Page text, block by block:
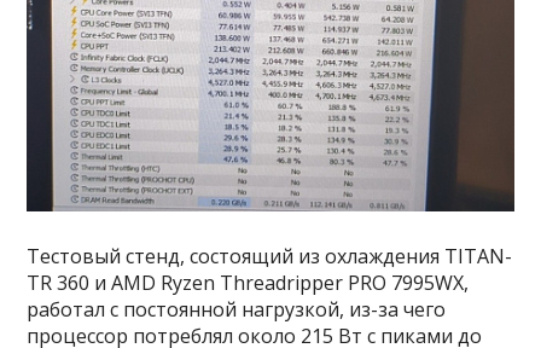
Тестовый стенд, состоящий из охлаждения TITAN-
TR 360 и AMD Ryzen Threadripper PRO 7995WX,
работал с постоянной нагрузкой, из-за чего
процессор потреблял около 215 Вт с пиками до